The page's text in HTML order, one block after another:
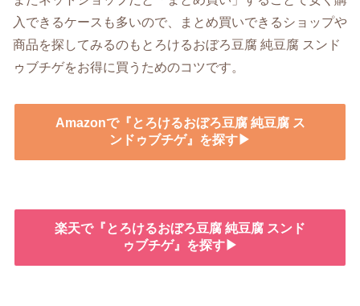
入できるケースも多いので、まとめ買いできるショップや
商品を探してみるのもとろけるおぼろ豆腐 純豆腐 スンド
ゥブチゲをお得に買うためのコツです。
Amazonで『とろけるおぼろ豆腐 純豆腐 ス
ンドゥブチゲ』を探す▶
楽天で『とろけるおぼろ豆腐 純豆腐 スンド
ゥブチゲ』を探す▶